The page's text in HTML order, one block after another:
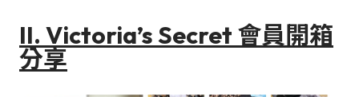
II. Victoria’s Secret 會員開箱
分享